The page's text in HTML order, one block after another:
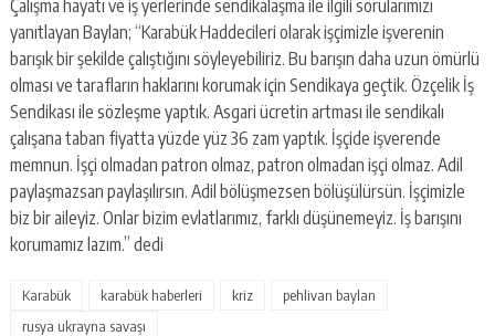
Çalışma hayatı ve iş yerlerinde sendikalaşma ile ilgili sorularımızı
yanıtlayan Baylan; “Karabük Haddecileri olarak işçimizle işverenin
barışık bir şekilde çalıştığını söyleyebiliriz. Bu barışın daha uzun ömürlü
olması ve tarafların haklarını korumak için Sendikaya geçtik. Özçelik İş
Sendikası ile sözleşme yaptık. Asgari ücretin artması ile sendikalı
çalışana taban fiyatta yüzde yüz 36 zam yaptık. İşçide işverende
memnun. İşçi olmadan patron olmaz, patron olmadan işçi olmaz. Adil
paylaşmazsan paylaşılırsın. Adil bölüşmezsen bölüşülürsün. İşçimizle
biz bir aileyiz. Onlar bizim evlatlarımız, farklı düşünemeyiz. İş barışını
korumamız lazım.” dedi
Karabük karabük haberleri kriz
pehlivan baylan
rusya ukrayna savaşı